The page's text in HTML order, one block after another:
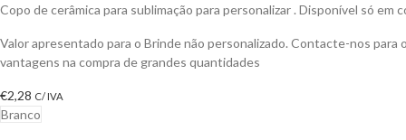
Copo de cerâmica para sublimação para personalizar . Disponível só em
Valor apresentado para o Brinde não personalizado. Contacte-nos para
vantagens na compra de grandes quantidades
€2,28 C/ IVA
Branco